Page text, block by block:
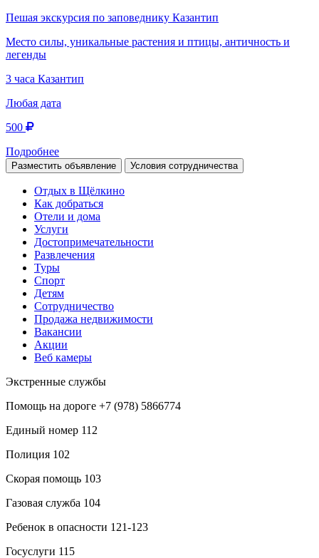
Пешая экскурсия по заповеднику Казантип
Место силы, уникальные растения и птицы, античность и
легенды
3 часа Казантип
Любая дата
500
Подробнее
Разместить объявление Условия сотрудничества
Отдых в Щёлкино
Как добраться
Отели и дома
Услуги
Достопримечательности
Развлечения
Туры
Спорт
Детям
Сотрудничество
Продажа недвижимости
Вакансии
Акции
Веб камеры
Экстренные службы
Помощь на дороге +7 (978) 5866774
Единый номер 112
Полиция 102
Скорая помощь 103
Газовая служба 104
Ребенок в опасности 121-123
Госуслуги 115